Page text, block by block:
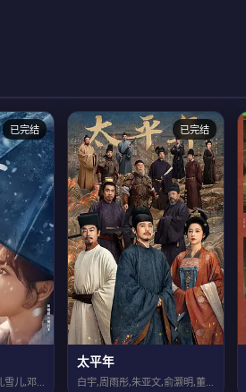
已完结
田曦薇,张凌赫,任豪,孔雪儿,邓凯,李卿,喻钟黎,刘琳,严屹宽,岳旸,杜淳,谭凯...
已完结
太平年
白宇,周雨彤,朱亚文,俞灏明,董勇,倪大红,保剑锋,郝平,蒋恺,尤勇智,张晓晨,...